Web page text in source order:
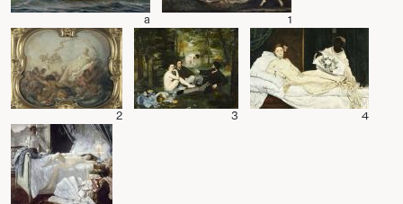
a 1
2 3 4